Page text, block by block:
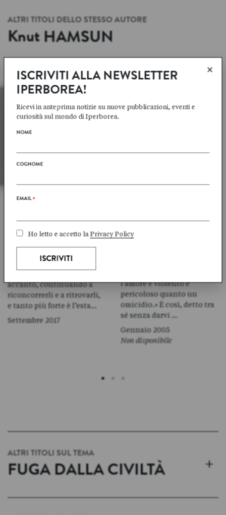
ALTRI TITOLI DELLO STESSO AUTORE
Knut HAMSUN
segnare il cammino di una
accanto, continuando a
riconcorrerli e a ritrovarli,
e tanto più forte è l’esta…
Settembre 2017
l’amore è violento e
pericoloso quanto un
omicidio.» È così, detto tra
sé senza darvi …
Gennaio 2005
Non disponibile
ALTRI TITOLI SUL TEMA
FUGA DALLA CIVILTÀ +
×
ISCRIVITI ALLA NEWSLETTER
IPERBOREA!
Ricevi in anteprima notizie su nuove pubblicazioni, eventi e
curiosità sul mondo di Iperborea.
NOME
COGNOME
EMAIL*
Ho letto e accetto laPrivacy Policy